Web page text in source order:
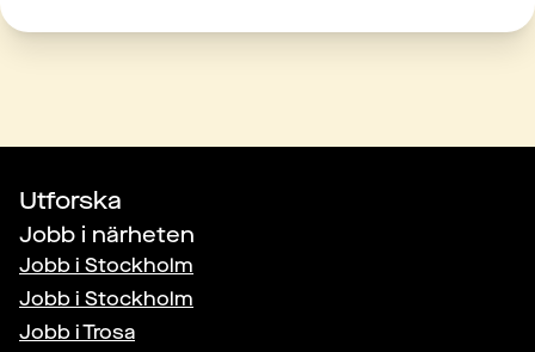
Utforska
Jobb i närheten
Jobb i Stockholm
Jobb i Stockholm
Jobb iTrosa